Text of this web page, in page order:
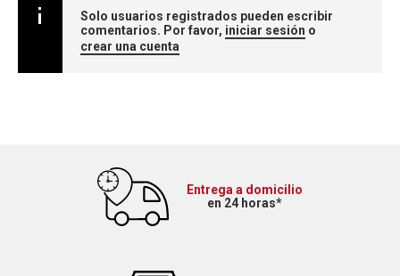
Solo usuarios registrados pueden escribir
comentarios. Por favor, iniciar sesión o
crear una cuenta
Entrega a domicilio
en 24 horas*